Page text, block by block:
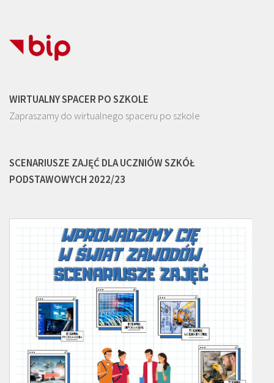
WIRTUALNY SPACER PO SZKOLE
Zapraszamy do wirtualnego spaceru po szkole
SCENARIUSZE ZAJĘĆ DLA UCZNIÓW SZKÓŁ
PODSTAWOWYCH 2022/23